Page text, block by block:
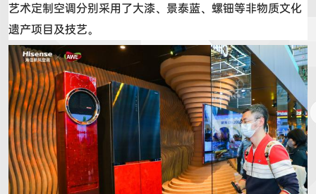
艺术定制空调分别采用了大漆、景泰蓝、螺钿等非物质文化
遗产项目及技艺。